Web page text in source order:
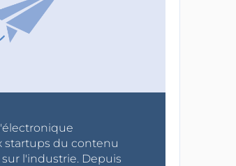
startups du contenu
l'industrie. Depuis